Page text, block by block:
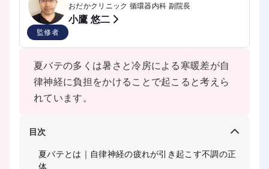
監修者
おだかクリニック 循環器内科 副院長
小鷹 悠二
夏バテの多くは暑さと冷房による寒暖差が自
律神経に負担をかけることで起こると考えら
れています。
目次
夏バテとは｜自律神経の疲れが引き起こす不調の正
体